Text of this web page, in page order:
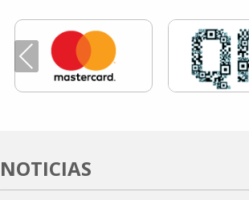
Previous
NOTICIAS